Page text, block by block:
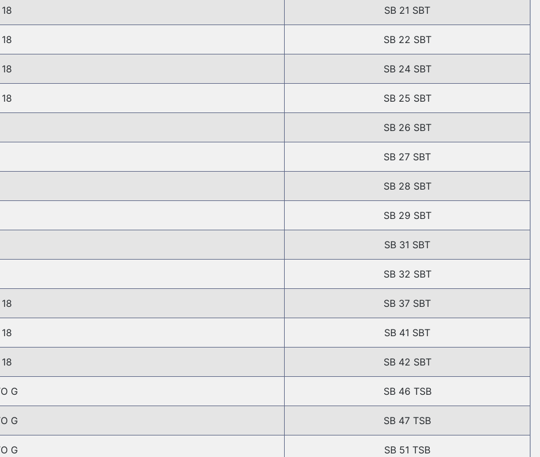
SB 21 SBT
SB 22 SBT
SB 24 SBT
SB 25 SBT
SB 26 SBT
SB 27 SBT
SB 28 SBT
SB 29 SBT
SB 31 SBT
SB 32 SBT
SB 37 SBT
SB 41 SBT
SB 42 SBT
G SB 46 TSB
G SB 47 TSB
G SB 51 TSB